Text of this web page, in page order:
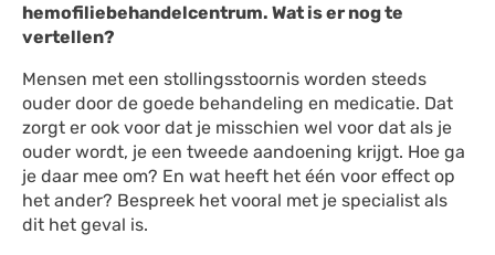
hemofiliebehandelcentrum. Wat is er nog te
vertellen?
Mensen met een stollingsstoornis worden steeds
ouder door de goede behandeling en medicatie. Dat
zorgt er ook voor dat je misschien wel voor dat als je
ouder wordt, je een tweede aandoening krijgt. Hoe ga
je daar mee om? En wat heeft het één voor effect op
het ander? Bespreek het vooral met je specialist als
dit het geval is.